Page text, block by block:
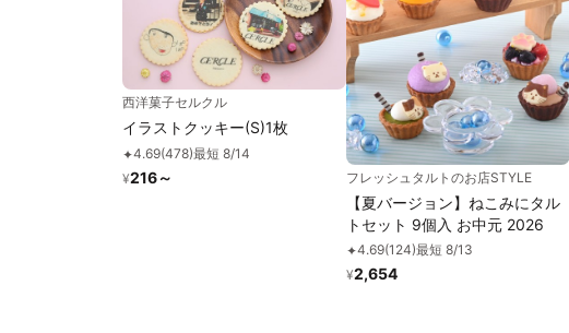
西洋菓子セルクル
イラストクッキー(S)1枚
✦4.69(478)最短 8/14
¥216～ フレッシュタルトのお店STYLE
【夏バージョン】ねこみにタル
トセット 9個入 お中元 2026
✦4.69(124)最短 8/13
¥2,654